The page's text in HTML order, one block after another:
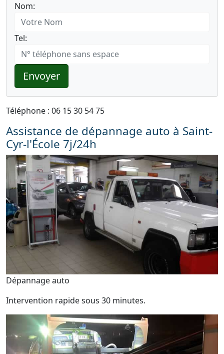
Nom:
Tel:
Envoyer
Téléphone : 06 15 30 54 75
Assistance de dépannage auto à Saint-
Cyr-l'École 7j/24h
Dépannage auto
Intervention rapide sous 30 minutes.